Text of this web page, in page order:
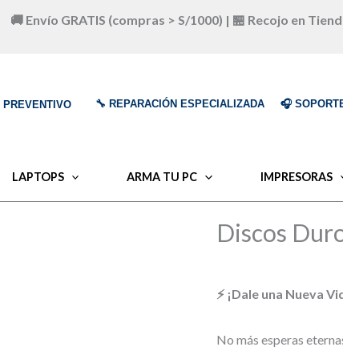
🚚 Envío GRATIS (compras > S/1000) | 🏪 Recojo en
🔧 REPARACIÓN ESPECIALIZADA 🎧
LAPTOPS ARMA TU PC IMPRESORAS
Discos
⚡ ¡Dale una Nueva
No más esperas